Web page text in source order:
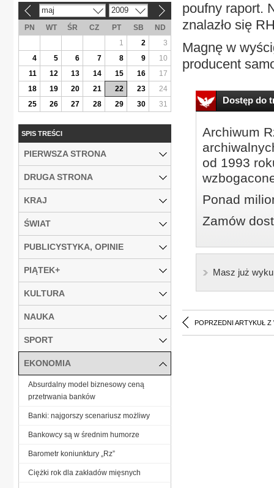
poufny raport.
znalazło się
Magnę w
producent
Dostęp do
Archiwum
od 1993
Ponad
Zamów
Masz już
POPRZEDNI ARTYKUŁ Z
maj 2009
PN WT ŚR CZ PT SB
ND
1
2
3
4
5 6 7 8 9
10
11
12 13 14 15 16
17
18
19 20 21 22 23
24
25
26 27 28 29 30 31
SPIS TREŚCI
PIERWSZA STRONA
DRUGA STRONA
KRAJ
ŚWIAT
PUBLICYSTYKA, OPINIE
PIĄTEK+
KULTURA
NAUKA
SPORT
EKONOMIA
Absurdalny model biznesowy ceną
przetrwania banków
Banki: najgorszy scenariusz możliwy
Bankowcy są w średnim humorze
Barometr koniunktury „Rz”
Ciężki rok dla zakładów mięsnych